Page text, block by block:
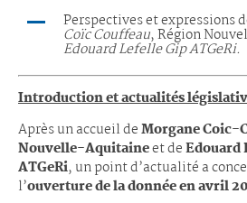
Perspectives et expressions
Coïc Couffeau, Région
Edouard Lefelle Gip ATGeRi.
Introduction et actualités
Après un accueil deMorgane Coic-
Nouvelle-Aquitaineet deEdouard
ATGeRi, un point d’actualité a
l’ouverture de la donnée en avril